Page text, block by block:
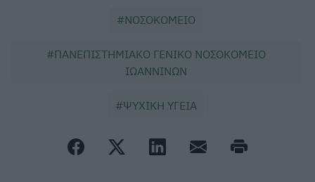
ΝΟΣΟΚΟΜΕΙΟ
ΠΑΝΕΠΙΣΤΗΜΙΑΚΟ ΓΕΝΙΚΟ ΝΟΣΟΚΟΜΕΙΟ
ΙΩΑΝΝΙΝΩΝ
ΨΥΧΙΚΗ ΥΓΕΙΑ